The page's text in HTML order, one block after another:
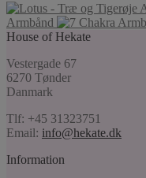
Armbånd
House of Hekate
Vestergade 67
6270 Tønder
Danmark
Tlf: +45 31323751
Email: info@hekate.dk
Information